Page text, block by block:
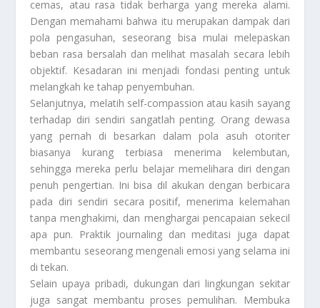
cemas, atau rasa tidak berharga yang mereka alami.
Dengan memahami bahwa itu merupakan dampak dari
pola pengasuhan, seseorang bisa mulai melepaskan
beban rasa bersalah dan melihat masalah secara lebih
objektif. Kesadaran ini menjadi fondasi penting untuk
melangkah ke tahap penyembuhan.
Selanjutnya, melatih self-compassion atau kasih sayang
terhadap diri sendiri sangatlah penting. Orang dewasa
yang pernah di besarkan dalam pola asuh otoriter
biasanya kurang terbiasa menerima kelembutan,
sehingga mereka perlu belajar memelihara diri dengan
penuh pengertian. Ini bisa dil akukan dengan berbicara
pada diri sendiri secara positif, menerima kelemahan
tanpa menghakimi, dan menghargai pencapaian sekecil
apa pun. Praktik journaling dan meditasi juga dapat
membantu seseorang mengenali emosi yang selama ini
di tekan.
Selain upaya pribadi, dukungan dari lingkungan sekitar
juga sangat membantu proses pemulihan. Membuka